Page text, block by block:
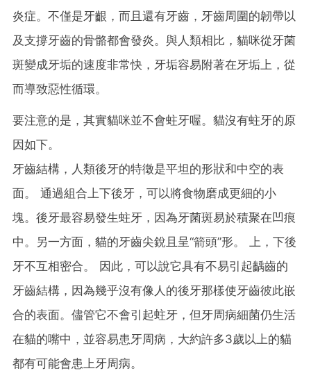
炎症。不僅是牙齦，而且還有牙齒，牙齒周圍的韌帶以
及支撐牙齒的骨骼都會發炎。與人類相比，貓咪從牙菌
斑變成牙垢的速度非常快，牙垢容易附著在牙垢上，從
而導致惡性循環。
要注意的是，其實貓咪並不會蛀牙喔。貓沒有蛀牙的原
因如下。
牙齒結構，人類後牙的特徵是平坦的形狀和中空的表
面。 通過組合上下後牙，可以將食物磨成更細的小
塊。後牙最容易發生蛀牙，因為牙菌斑易於積聚在凹痕
中。另一方面，貓的牙齒尖銳且呈“箭頭”形。 上，下後
牙不互相密合。 因此，可以說它具有不易引起齲齒的
牙齒結構，因為幾乎沒有像人的後牙那樣使牙齒彼此嵌
合的表面。儘管它不會引起蛀牙，但牙周病細菌仍生活
在貓的嘴中，並容易患牙周病，大約許多3歲以上的貓
都有可能會患上牙周病。